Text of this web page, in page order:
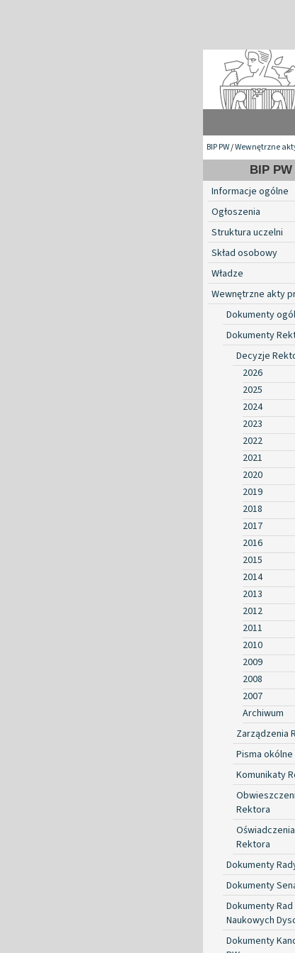
BIP PW/Wewnętrzne
BIP PW
Informacje ogólne
Ogłoszenia
Struktura uczelni
Skład osobowy
Władze
Wewnętrzne akty
Dokumenty
Dokumenty
Decyzje
2026
2025
2024
2023
2022
2021
2020
2019
2018
2017
2016
2015
2014
2013
2012
2011
2010
2009
2008
2007
Archiwum
Zarządzenia
Pisma
Komunikaty
Rektora
Oświadczenia
Rektora
Dokumenty
Dokumenty
Dokumenty Rad
Naukowych
Dokumenty